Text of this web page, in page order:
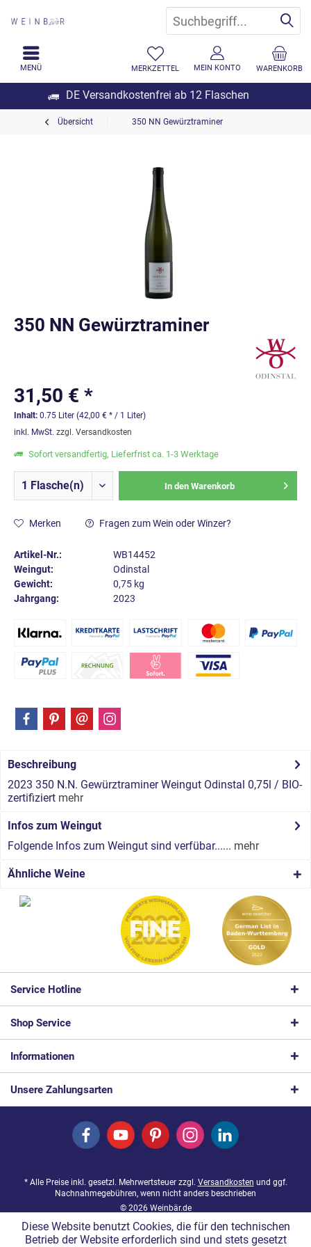
DE Versandkostenfrei ab 12 Flaschen
WARENKORB
MERKZETTEL MEIN KONTO
MENÜ
Übersicht 350 NN Gewürztraminer
350 NN Gewürztraminer
31,50 € *
Inhalt: 0.75 Liter (42,00 € * / 1 Liter)
inkl. MwSt. zzgl. Versandkosten
Sofort versandfertig, Lieferfrist ca. 1-3 Werktage
In den Warenkorb
Merken Fragen zum Wein oder Winzer?
Artikel-Nr.:
WB14452
Weingut:
Odinstal
Gewicht:
0,75 kg
Jahrgang:
2023
Beschreibung
2023 350 N.N. Gewürztraminer Weingut Odinstal 0,75l / BIO-
zertifiziert mehr
Infos zum Weingut
Folgende Infos zum Weingut sind verfübar...... mehr
Ähnliche Weine
Service Hotline
Shop Service
Informationen
Unsere Zahlungsarten
* Alle Preise inkl. gesetzl. Mehrwertsteuer zzgl. Versandkosten und ggf.
Nachnahmegebühren, wenn nicht anders beschrieben
© 2026 Weinbär.de
Diese Website benutzt Cookies, die für den technischen
Betrieb der Website erforderlich sind und stets gesetzt